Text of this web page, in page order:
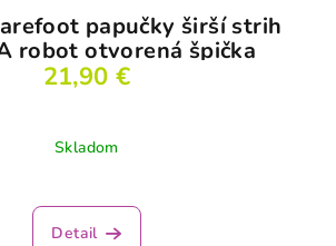
papučky širší strih
robot otvorená špička
21,90 €
Skladom
hodnotenie
produktu
Detail